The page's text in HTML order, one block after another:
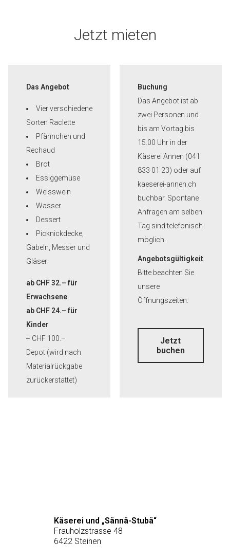
Jetzt mieten
Das Angebot
Vier verschiedene
Sorten Raclette
Pfännchen und
Rechaud
Brot
Essiggemüse
Weisswein
Wasser
Dessert
Picknickdecke,
Gabeln, Messer und
Gläser
ab CHF 32.– für
Erwachsene
ab CHF 24.– für
Kinder
+ CHF 100.–
Depot (wird nach
Materialrückgabe
zurückerstattet)
Buchung
Das Angebot ist ab
zwei Personen und
bis am Vortag bis
15.00 Uhr in der
Käserei Annen (041
833 01 23) oder auf
kaeserei-annen.ch
buchbar. Spontane
Anfragen am selben
Tag sind telefonisch
möglich.
Angebotsgültigkeit
Bitte beachten Sie
unsere
Öffnungszeiten.
Jetzt
buchen
Käserei und „Sännä-Stubä“
Frauholzstrasse 48
6422 Steinen